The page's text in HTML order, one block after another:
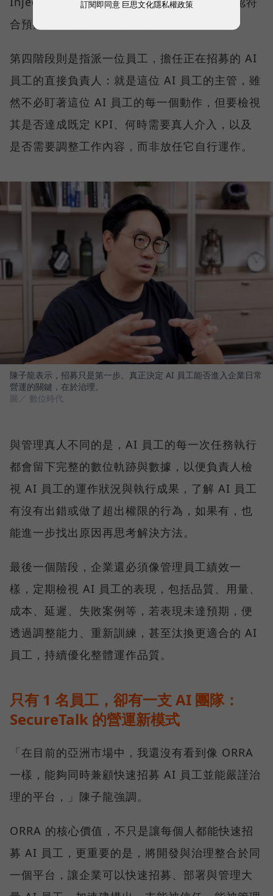
合預期後，再讓它進入正式環境。
第四階段則是指派一位員工，擔任正在招募的 AI
員工的直接負責人：就是這位 AI 員工的主管，雖
然不必盯著這位 AI 員工的每一個動作，但要檢視
其是否達成既定 KPI、何時需要真人介入，以及
是否需要調整工作內容，而非放任它自行運作。
陳子龍表示，招募只是第一步。真正決定 AI 員工能否進入企業日常
營運的關鍵，在於治理。
圖／ 數位時代
與管理真人不同的是，AI 員工的每一次任務執行
都會留下完整的數位軌跡與數據，以便負責人檢
視 AI 員工的運作狀況與執行成果，了解 AI 員工
有沒有出錯或做了超出權限的行為，如果有，也
能進一步找出原因再思考解決方法。
最後一個階段，企業還必須像管理員工績效一
樣，定期檢視 AI 員工的表現，包括品質、用量、
成本、延遲、失敗案例等，若表現未達預期，便
透過調整能力、重新訓練，甚至汰換更適合的 AI
員工，持續優化整體運作品質。
只有 1 名員工，卻有一支 AI 團隊：
SecureTalk 的營運新模式
「在目前的亞洲市場中，我還沒有看到像 ORRA
一樣，能夠同時兼顧快速招募 AI 員工並能嚴謹治
理的平台，」陳子龍強調。
ORRA 的核心價值，不只是讓每個人都能快速招
募 AI 員工，更重要的是，將開發與治理整合於同
一個平台，讓企業可以快速招募、部署與管理大
訂閱即同意 巨思文化隱私權政策